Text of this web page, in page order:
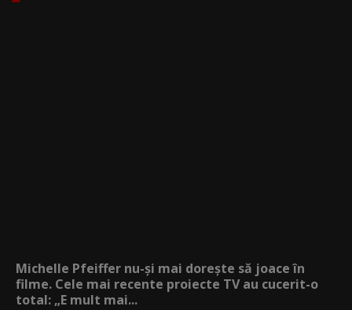
Michelle Pfeiffer nu-și mai dorește să joace în
filme. Cele mai recente proiecte TV au cucerit-o
total: „E mult mai...